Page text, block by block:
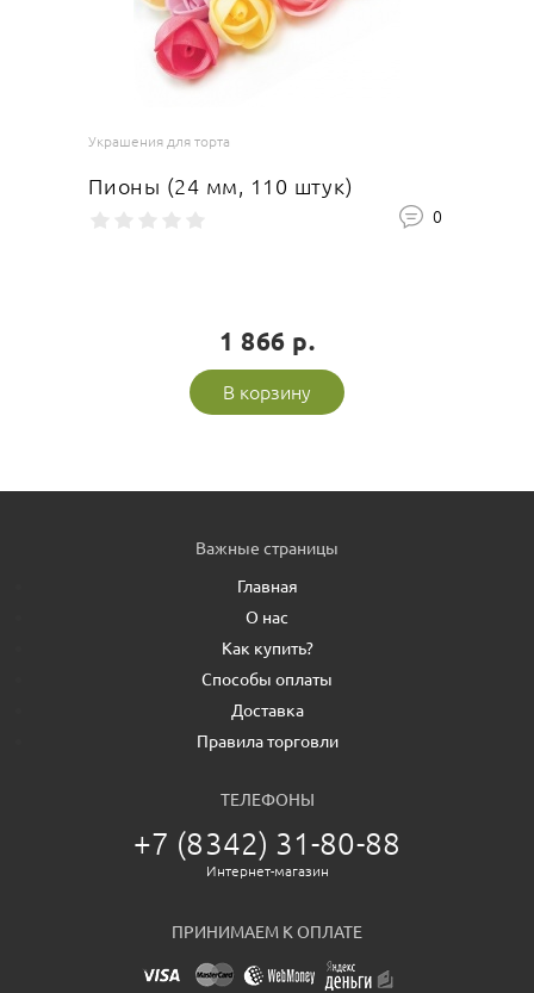
Украшения для торта
Пионы (24 мм, 110 штук)
0
1 866 р.
В корзину
Важные страницы
Главная
О нас
Как купить?
Способы оплаты
Доставка
Правила торговли
ТЕЛЕФОНЫ
+7 (8342) 31-80-88
Интернет-магазин
ПРИНИМАЕМ К ОПЛАТЕ